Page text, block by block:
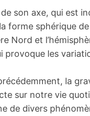
son axe, qui est
forme sphérique
Nord et
provoque les
la
sur notre vie
de divers